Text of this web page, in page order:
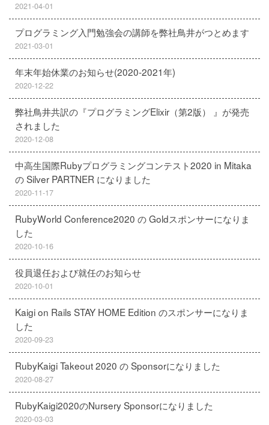
2021-04-01
プログラミング入門勉強会の講師を弊社鳥井がつとめます
2021-03-01
年末年始休業のお知らせ(2020-2021年)
2020-12-22
弊社鳥井共訳の『プログラミングElixir（第2版） 』が発売
されました
2020-12-08
中高生国際Rubyプログラミングコンテスト2020 in Mitaka
の Silver PARTNER になりました
2020-11-17
RubyWorld Conference2020 の Goldスポンサーになりま
した
2020-10-16
役員退任および就任のお知らせ
2020-10-01
Kaigi on Rails STAY HOME Edition のスポンサーになりま
した
2020-09-23
RubyKaigi Takeout 2020 の Sponsorになりました
2020-08-27
RubyKaigi2020のNursery Sponsorになりました
2020-03-03